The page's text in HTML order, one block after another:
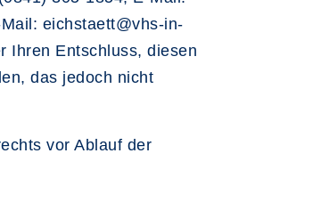
eichstaett@vhs-in-
Ihren Entschluss, diesen
das jedoch nicht
vor Ablauf der